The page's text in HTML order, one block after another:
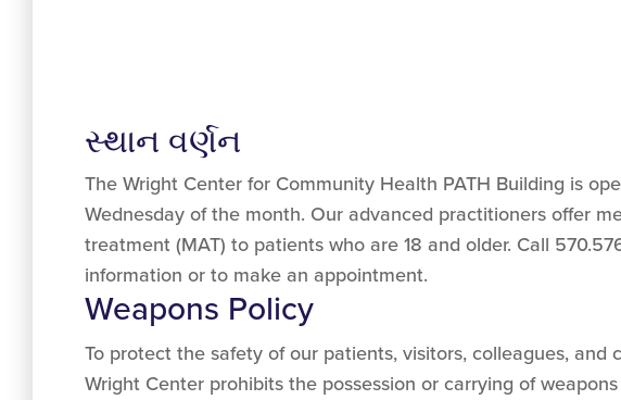
સ્થાન વર્ણન
The Wright Center for Community Health PATH Building is
Wednesday of the month. Our advanced practitioners offer
treatment (MAT) to patients who are 18 and older. Call
information or to make an appointment.
Weapons Policy
To protect the safety of our patients, visitors, colleagues, and
Wright Center prohibits the possession or carrying of